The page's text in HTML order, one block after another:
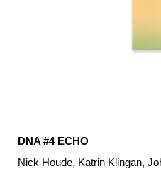
DNA #4 ECHO
Nick Houde, Katrin Klingan,